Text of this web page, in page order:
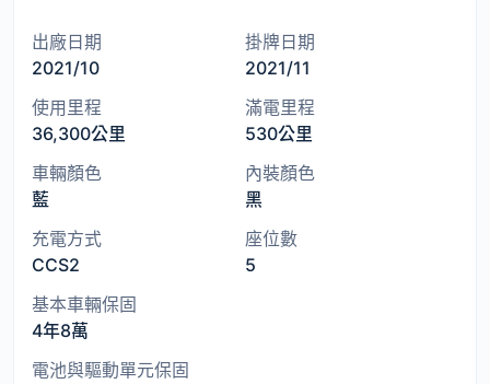
出廠日期
2021/10
掛牌日期
2021/11
使用里程
36,300公里
滿電里程
530公里
車輛顏色
藍
內裝顏色
黑
充電方式
CCS2
座位數
5
基本車輛保固
4年8萬
電池與驅動單元保固